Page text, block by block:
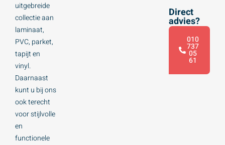
uitgebreide
collectie aan
laminaat,
PVC, parket,
tapijt en
vinyl.
Daarnaast
kunt u bij ons
ook terecht
voor stijlvolle
en
functionele
Direct
advies?
010
737
05
61